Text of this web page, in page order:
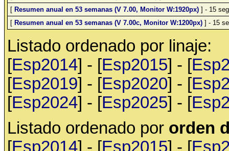
[ Resumen anual en 53 semanas (V 7.00, Monitor W:1920px) ] - 15
[ Resumen anual en 53 semanas (V 7.00c, Monitor W:1200px) ] - 15
Listado ordenado por linaje:
[Esp2014] - [Esp2015] - [
[Esp2019] - [Esp2020] - [
[Esp2024] - [Esp2025] - [
Listado ordenado por orden
[Esp2014] - [Esp2015] - [